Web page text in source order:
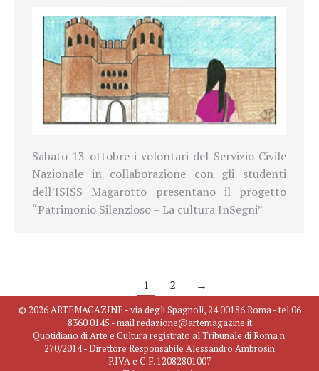
Sabato 13 ottobre i volontari del Servizio Civile
Nazionale in collaborazione con gli studenti
dell’ISISS Magarotto presentano il progetto
“Patrimonio Silenzioso – La cultura InSegni”
1 2 →
© 2026 ARTEMAGAZINE - via degli Spagnoli, 24 00186 Roma - tel 06
8360 0145 - mail redazione@artemagazine.it
Quotidiano di Arte e Cultura registrato al Tribunale di Roma n.
270/2014 - Direttore Responsabile Alessandro Ambrosin
P.IVA e C.F. 12082801007